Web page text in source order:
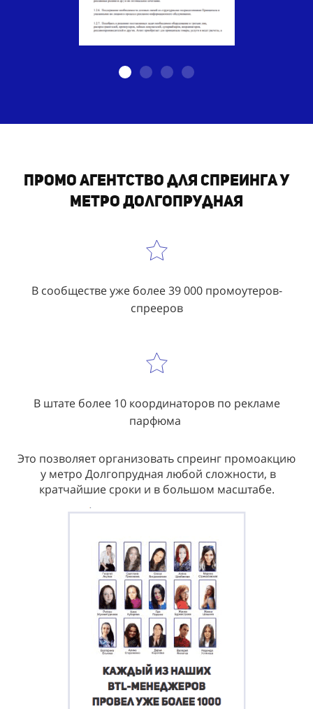
Промо агентство для спреинга у
метро Долгопрудная
В сообществе уже более 39 000 промоутеров-
спрееров
В штате более 10 координаторов по рекламе
парфюма
Это позволяет организовать спреинг промоакцию
у метро Долгопрудная любой сложности, в
кратчайшие сроки и в большом масштабе.